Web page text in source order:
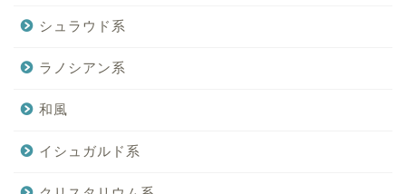
シュラウド系
ラノシアン系
和風
イシュガルド系